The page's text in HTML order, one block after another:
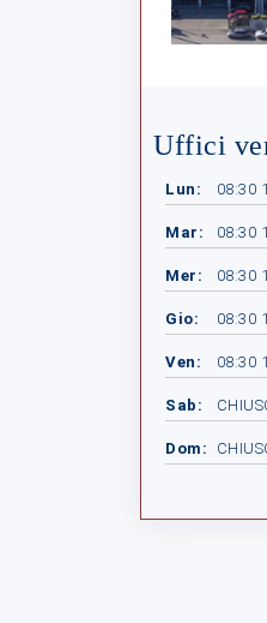
Uffici
Lun: 08:30
Mar: 08:30
Mer: 08:30
Gio: 08:30
Ven: 08:30
Sab:
Dom: